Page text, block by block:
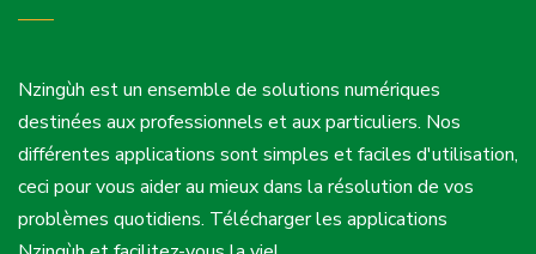
Nzingùh est un ensemble de solutions numériques
destinées aux professionnels et aux particuliers. Nos
différentes applications sont simples et faciles d'utilisation,
ceci pour vous aider au mieux dans la résolution de vos
problèmes quotidiens. Télécharger les applications